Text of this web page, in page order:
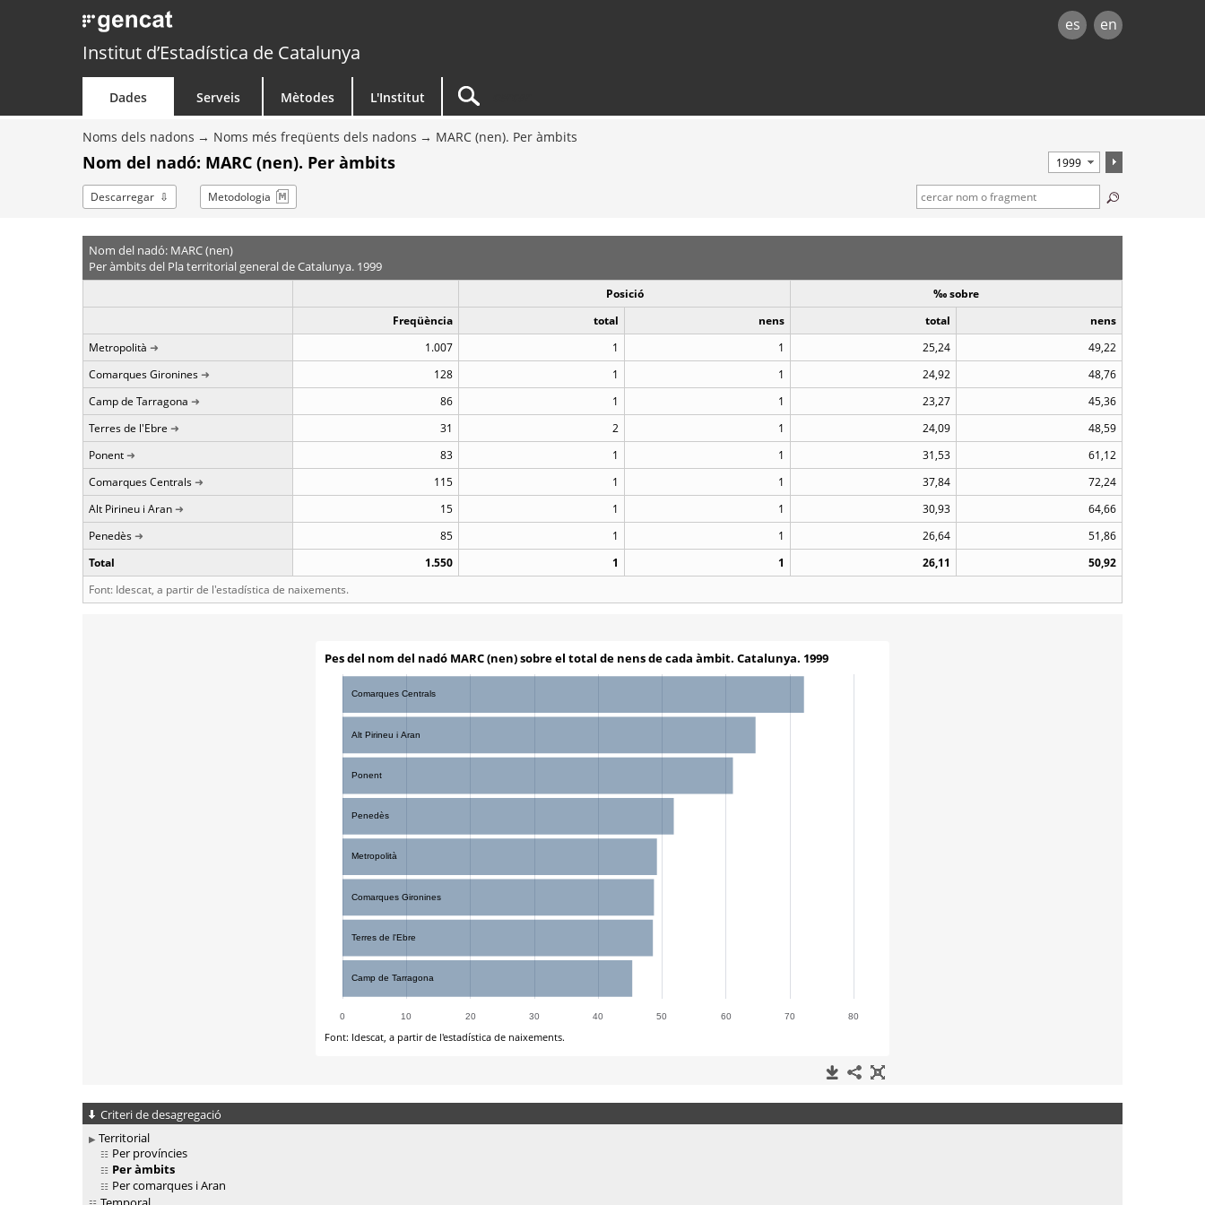
es en
Institut d’Estadística de Catalunya
Dades Serveis Mètodes L'Institut
Noms dels nadons Noms més freqüents dels nadons MARC (nen). Per àmbits
Nom del nadó: MARC (nen). Per àmbits
Descarregar Metodologia
Nom del nadó: MARC (nen)
Per àmbits del Pla territorial general de Catalunya. 1999
Posició
‰ sobre
Freqüència
total nens total
nens
Metropolità
1.007 1 1 25,24
49,22
Comarques Gironines
128 1 1 24,92
48,76
Camp de Tarragona
86 1 1 23,27
45,36
Terres de l'Ebre
31 2 1 24,09
48,59
Ponent
83 1 1 31,53
61,12
Comarques Centrals
115 1 1 37,84
72,24
Alt Pirineu i Aran
15 1 1 30,93
64,66
Penedès
85 1 1 26,64
51,86
Total
1.550 1 1 26,11
50,92
Font: Idescat, a partir de l'estadística de naixements.
Criteri de desagregació
Territorial
Per províncies
Per àmbits
Per comarques i Aran